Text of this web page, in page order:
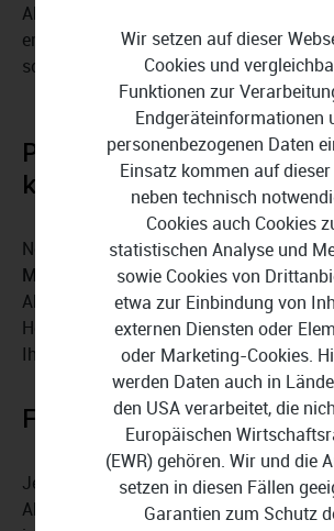
Abrechnungen den aktuellen rechtlichen
entsprechen. Damit beugen Sie
schaffen Transparenz.
Praktische
komplexe Fälle
NebenkostenAbrechnung 2025 liefert
Musterfälle
für häufige
Abrechnung bei Mieterwechsel oder die
Heizkosten. Profitieren Sie von einer
Ihnen auch bei komplizierten
Flexible
Jedes Objekt kann mit einem
Abrechnungszeitraum verwaltet werden,
Wir setzen auf dieser
Cookies und
Funktionen zur
Endgeräteinformationen
personenbezogenen Daten
Einsatz kommen auf dieser
neben technisch
Cookies auch Cookies
statistischen Analyse und
sowie Cookies von
etwa zur Einbindung von
externen Diensten oder
oder Marketing-Cookies.
werden Daten auch in
den USA verarbeitet, die
Europäischen
(EWR) gehören. Wir und die
setzen in diesen Fällen
Garantien zum Schutz